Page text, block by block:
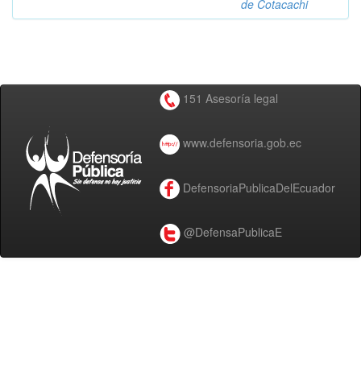
de Cotacachi
151 Asesoría legal
www.defensoria.gob.ec
DefensoriaPublicaDelEcuador
@DefensaPublicaE